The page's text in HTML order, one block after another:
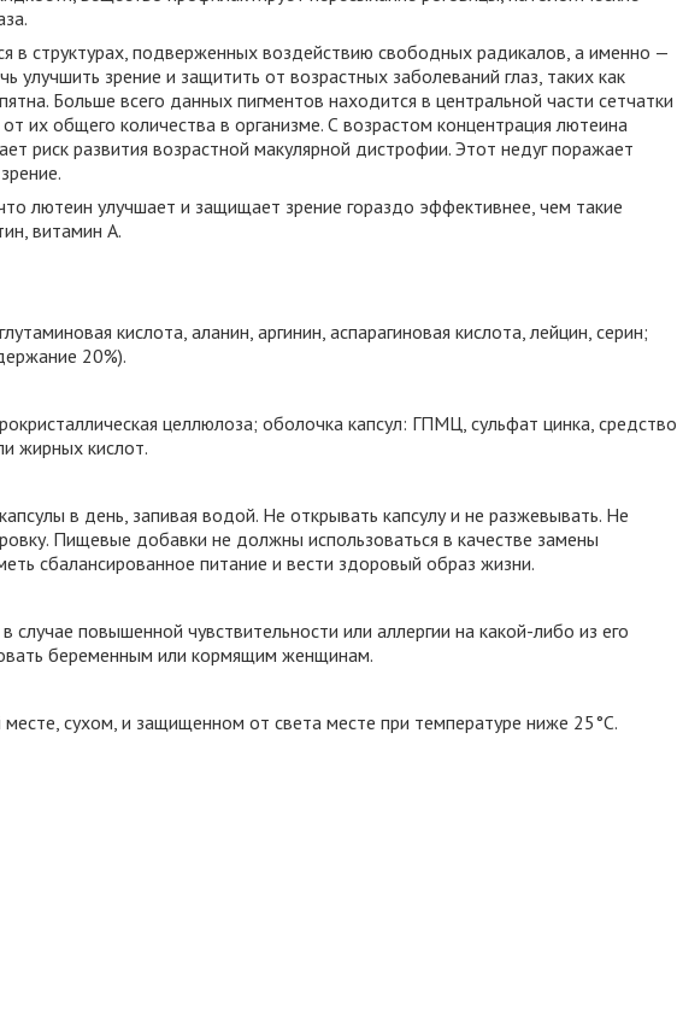
в структурах, подверженных воздействию свободных радикалов, а именно —
улучшить зрение и защитить от возрастных заболеваний глаз, таких как
Больше всего данных пигментов находится в центральной части сетчатки
их общего количества в организме. С возрастом концентрация лютеина
риск развития возрастной макулярной дистрофии. Этот недуг поражает
лютеин улучшает и защищает зрение гораздо эффективнее, чем такие
витамин А.
кислота, аланин, аргинин, аспарагиновая кислота, лейцин, серин;
20%).
целлюлоза; оболочка капсул: ГПМЦ, сульфат цинка, средство
жирных кислот.
в день, запивая водой. Не открывать капсулу и не разжевывать. Не
Пищевые добавки не должны использоваться в качестве замены
сбалансированное питание и вести здоровый образ жизни.
случае повышенной чувствительности или аллергии на какой-либо из его
беременным или кормящим женщинам.
сухом, и защищенном от света месте при температуре ниже 25°С.